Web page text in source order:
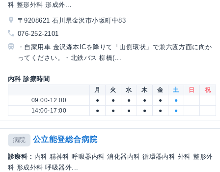
科 整形外科 形成外...
〒9208621 石川県金沢市小坂町中83
076-252-2101
・自家用車 金沢森本ICを降りて「山側環状」で兼六園方面に向か
ってください。・北鉄バス 柳橋(...
内科 診療時間
月 火 水 木 金 土 日
祝
09:00-12:00
● ● ● ● ●
●
14:00-17:00
● ● ● ● ● ●
病院 公立能登総合病院
診療科： 内科 精神科 呼吸器内科 消化器内科 循環器内科 外科 整形外
科 形成外科 呼吸器外...